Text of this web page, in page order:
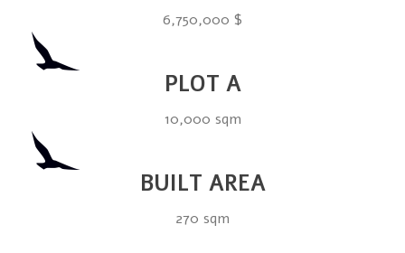
6,750,000 $
PLOT A
10,000 sqm
BUILT AREA
270 sqm